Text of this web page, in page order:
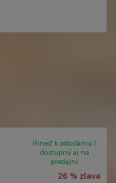
26 % zľava
ihneď k odoslaniu /
dostupný aj na
predajni